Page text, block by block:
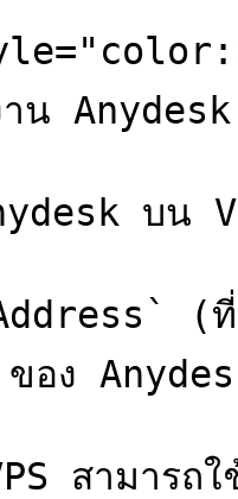
าน
บน
(ที่
อง
สามาร